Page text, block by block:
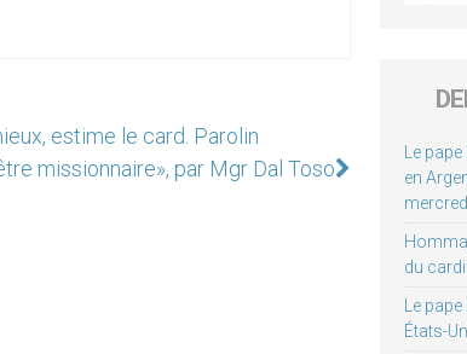
estime le card. Parolin
missionnaire», par Mgr Dal Toso
Le
en
du
Le
États-